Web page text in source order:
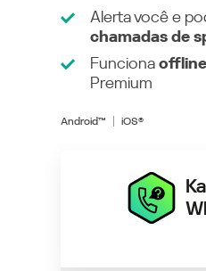
Alerta você e
chamadas de
Funcionaoffline
Premium
Android™ iOS®